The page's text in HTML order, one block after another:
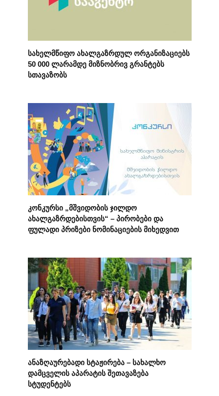
სახელმწიფო ახალგაზრდულ ორგანიზაციებს
50 000 ლარამდე მიზნობრივ გრანტებს
სთავაზობს
კონკურსი „მშვიდობის ჯილდო
ახალგაზრდებისთვის“ – პირობები და
ფულადი პრიზები ნომინაციების მიხედვით
ანაზღაურებადი სტაჟირება – სახალხო
დამცველის აპარატის შეთავაზება
სტუდენტებს